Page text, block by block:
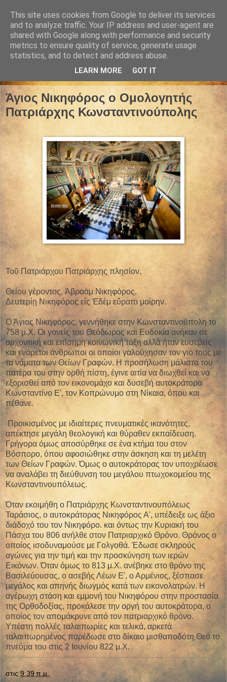
Άγιος Νικηφόρος ο Ομολογητής
Πατριάρχης Κωνσταντινούπολης
Τοῦ Πατριάρχου Πατριάρχης πλησίον,
Θείου γέροντος, Ἀβραὰμ Νικηφόρος.
Δευτερίῃ Νικηφόρος εἰς Ἐδὲμ εὕρατο μοίρην.
Ο Άγιος Νικηφόρος, γεννήθηκε στην Κωνσταντινούπολη το
758 μ.Χ. Οι γονείς του Θεόδωρος και Ευδοκία ανήκαν σε
αρχοντική και επίσημη κοινωνική τάξη αλλά ήταν ευσεβείς
και ενάρετοι άνθρωποι οι οποίοι γαλούχησαν τον γιο τους με
τα νάματα των Θείων Γραφών. Η προσήλωση μάλιστα του
πατέρα του στην ορθή πίστη, έγινε αιτία να διωχθεί και να
εξορισθεί από τον εικονομάχο και δυσεβή αυτοκράτορα
Κωνσταντίνο Ε', τον Κοπρώνυμο στη Νίκαια, όπου και
πέθανε.
Προικισμένος με ιδιαίτερες πνευματικές ικανότητες,
απέκτησε μεγάλη θεολογική και θύραθεν εκπαίδευση.
Γρήγορα όμως αποσύρθηκε σε ένα κτήμα του στον
Βόσπορο, όπου αφοσιώθηκε στην άσκηση και τη μελέτη
των Θείων Γραφών. Όμως ο αυτοκράτορας τον υποχρέωσε
να αναλάβει τη διεύθυνση του μεγάλου πτωχοκομείου της
Κωνσταντινουπόλεως.
Όταν εκοιμήθη ο Πατριάρχης Κωνσταντινουπόλεως
Ταράσιος, ο αυτοκράτορας Νικηφόρος Α', υπέδειξε ως άξιο
διάδοχό του τον Νικηφόρο. και όντως την Κυριακή του
Πάσχα του 806 ανήλθε στον Πατριαρχικό Θρόνο. Θρόνος ο
οποίος ισοδυναμούσε με Γολγοθά. Έδωσε σκληρούς
αγώνες για την τιμή και την προσκύνηση των ιερών
Εικόνων. Όταν όμως το 813 μ.Χ. ανέβηκε στο θρόνο της
Βασιλεύουσας, ο ασεβής Λέων Ε', ο Αρμένιος, ξέσπασε
μεγάλος και απηνής διωγμός κατά των εικονολατρών. Η
αγέρωχη στάση και εμμονή του Νικηφόρου στην προστασία
της Ορθοδοξίας, προκάλεσε την οργή του αυτοκράτορα, ο
οποίος τον απομάκρυνε από τον πατριαρχικό θρόνο.
Υπέστη πολλές ταλαιπωρίες και τελικά, αρκετά
ταλαιπωρημένος παρέδωσε στο δίκαιο μισθαποδότη Θεό το
πνεύμα του στις 2 Ιουνίου 822 μ.Χ.
στις9:39 π.μ.
This site uses cookies from Google to deliver its services
and to analyze traffic. Your IP address and user-agent are
shared with Google along with performance and security
metrics to ensure quality of service, generate usage
statistics, and to detect and address abuse.
LEARN MORE GOT IT